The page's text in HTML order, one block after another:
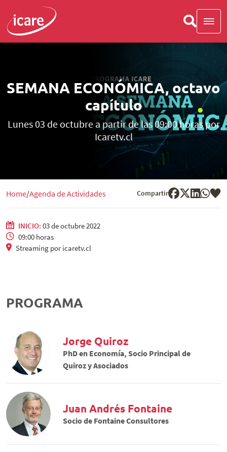
SEMANA ECONÓMICA, octavo
capítulo
Lunes 03 de octubre a partir de las 09:00 horas por
Icaretv.cl
Home Agenda de Actividades Compartir
INICIO: 03 de octubre 2022
09:00 horas
Streaming por icaretv.cl
PROGRAMA
Jorge Quiroz
PhD en Economía, Socio Principal de
Quiroz y Asociados
Juan Andrés Fontaine
Socio de Fontaine Consultores